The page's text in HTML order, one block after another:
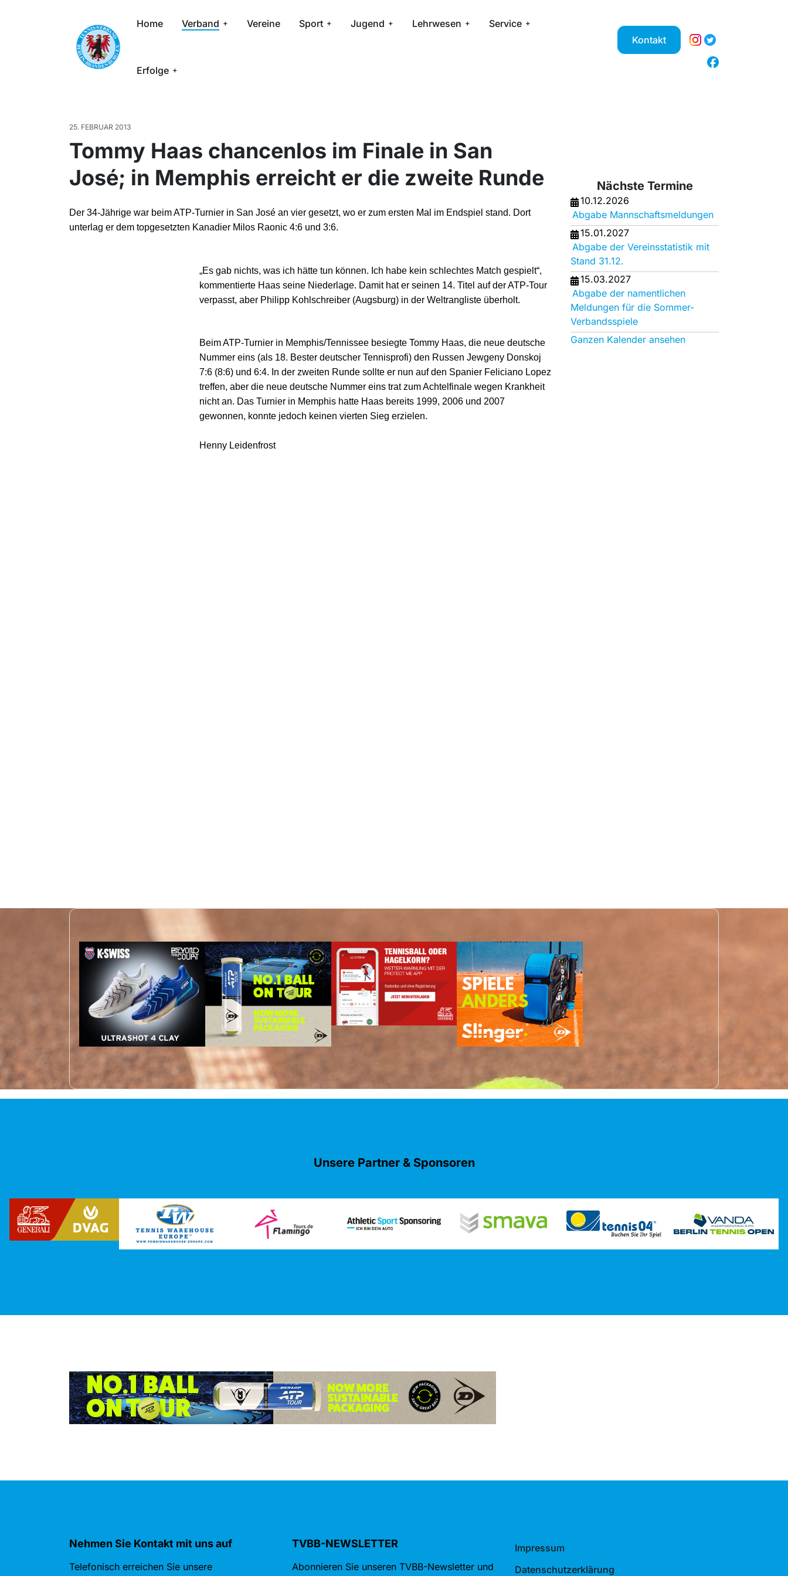
Home Verband Vereine Sport Jugend Lehrwesen Service
Erfolge
Kontakt
25. FEBRUAR 2013
Tommy Haas chancenlos im Finale in San
José; in Memphis erreicht er die zweite Runde
Der 34-Jährige war beim ATP-Turnier in San José an vier gesetzt, wo er zum ersten Mal im Endspiel stand. Dort
unterlag er dem topgesetzten Kanadier Milos Raonic 4:6 und 3:6.
„Es gab nichts, was ich hätte tun können. Ich habe kein schlechtes Match gespielt“,
kommentierte Haas seine Niederlage. Damit hat er seinen 14. Titel auf der ATP-Tour
verpasst, aber Philipp Kohlschreiber (Augsburg) in der Weltrangliste überholt.
Beim ATP-Turnier in Memphis/Tennissee besiegte Tommy Haas, die neue deutsche
Nummer eins (als 18. Bester deutscher Tennisprofi) den Russen Jewgeny Donskoj
7:6 (8:6) und 6:4. In der zweiten Runde sollte er nun auf den Spanier Feliciano Lopez
treffen, aber die neue deutsche Nummer eins trat zum Achtelfinale wegen Krankheit
nicht an. Das Turnier in Memphis hatte Haas bereits 1999, 2006 und 2007
gewonnen, konnte jedoch keinen vierten Sieg erzielen.
Henny Leidenfrost
Nächste Termine
10.12.2026
Abgabe Mannschaftsmeldungen
15.01.2027
Abgabe der Vereinsstatistik mit
Stand 31.12.
15.03.2027
Abgabe der namentlichen
Meldungen für die Sommer-
Verbandsspiele
Ganzen Kalender ansehen
Unsere Partner & Sponsoren
Nehmen Sie Kontakt mit uns auf
Telefonisch erreichen Sie unsere
TVBB-NEWSLETTER
Abonnieren Sie unseren TVBB-Newsletter und
Impressum
Datenschutzerklärung